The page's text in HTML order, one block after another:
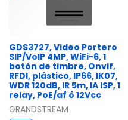
GDS3727, Video Portero
SIP/VoIP 4MP, WiFi-6, 1
botón de timbre, Onvif,
RFDI, plástico, IP66, IK07,
WDR 120dB, IR 5m, IA ISP, 1
relay, PoE/af ó 12Vcc
GRANDSTREAM